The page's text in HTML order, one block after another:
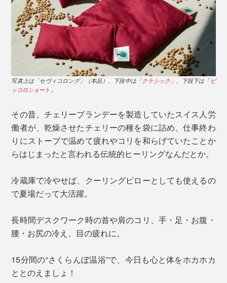
写真上は「セヴィコロング」（本品）、下段中は「クラシック 」、下段下は「ピ
ッコロショート 」
その昔、チェリーブランデーを製造していたスイス人労
働者が、乾燥させたチェリーの種を袋に詰め、仕事終わ
りにストーブで温めて疲れやコリを和らげていたことか
らはじまったと言われる伝統的ヒーリングなんだとか。
冷蔵庫で冷やせば、クーリングピローとしても使えるの
で夏場だって大活躍。
長時間デスクワーク時の首や肩のコリ、手・足・お腹・
腰・お尻の冷え、目の疲れに。
15分間の“さくらんぼ温浴”で、今日も心と体をホカホカ
ととのえましょ！